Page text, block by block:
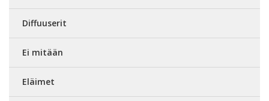
Diffuuserit
Ei mitään
Eläimet